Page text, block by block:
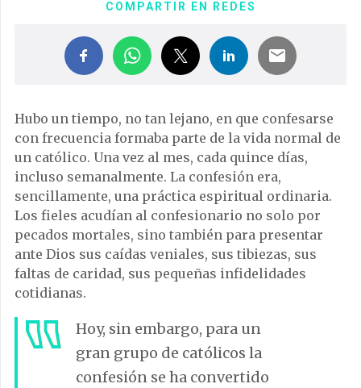
COMPARTIR EN REDES
Hubo un tiempo, no tan lejano, en que confesarse
con frecuencia formaba parte de la vida normal de
un católico. Una vez al mes, cada quince días,
incluso semanalmente. La confesión era,
sencillamente, una práctica espiritual ordinaria.
Los fieles acudían al confesionario no solo por
pecados mortales, sino también para presentar
ante Dios sus caídas veniales, sus tibiezas, sus
faltas de caridad, sus pequeñas infidelidades
cotidianas.
Hoy, sin embargo, para un
gran grupo de católicos la
confesión se ha convertido